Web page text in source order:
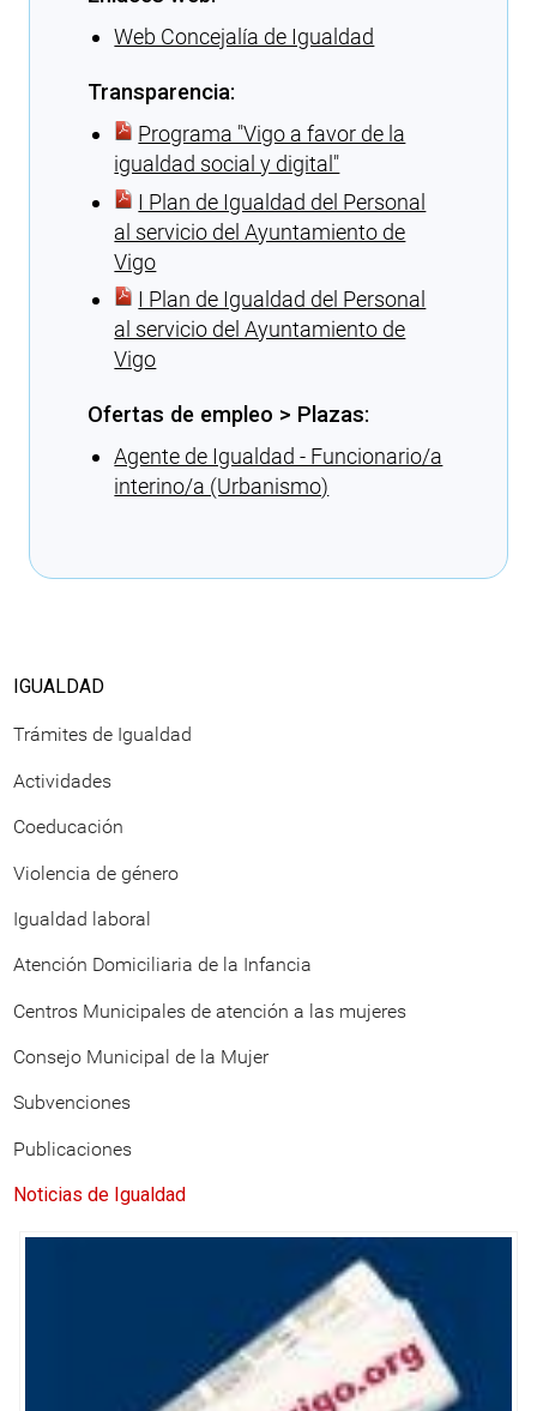
Web Concejalía de Igualdad
Transparencia:
Programa ″Vigo a favor de la
igualdad social y digital″
I Plan de Igualdad del Personal
al servicio del Ayuntamiento de
Vigo
I Plan de Igualdad del Personal
al servicio del Ayuntamiento de
Vigo
Ofertas de empleo > Plazas:
Agente de Igualdad - Funcionario/a
interino/a (Urbanismo)
IGUALDAD
Trámites de Igualdad
Actividades
Coeducación
Violencia de género
Igualdad laboral
Atención Domiciliaria de la Infancia
Centros Municipales de atención a las mujeres
Consejo Municipal de la Mujer
Subvenciones
Publicaciones
Noticias de Igualdad